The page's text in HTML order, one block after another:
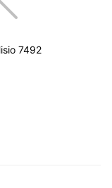
7492